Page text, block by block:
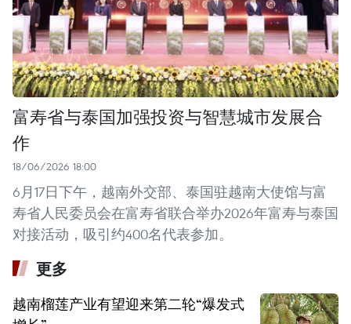
富寿省与泰国加强投资与智慧城市发展合
作
18/06/2026 18:00
6月17日下午，越南外交部、泰国驻越南大使馆与富
寿省人民委员会在富寿省联合举办2026年富寿与泰国
对接活动，吸引约400名代表参加。
更多
越南榴莲产业有望迎来第二轮“爆发式